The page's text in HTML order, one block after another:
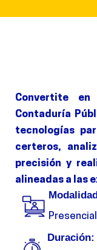
Convertite en
Contaduría
tecnologías
certeros,
precisión y
alineadas a las
Presencial
Duración: